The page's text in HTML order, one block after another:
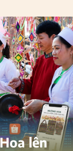
lên